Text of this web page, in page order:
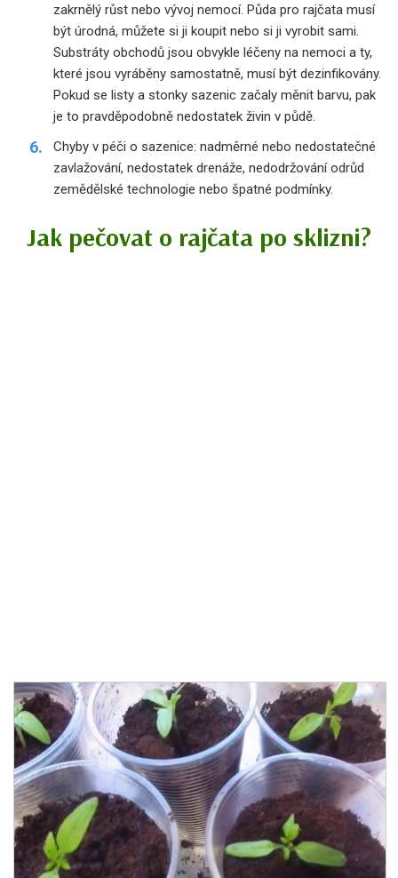
zakrnělý růst nebo vývoj nemocí. Půda pro rajčata musí
být úrodná, můžete si ji koupit nebo si ji vyrobit sami.
Substráty obchodů jsou obvykle léčeny na nemoci a ty,
které jsou vyráběny samostatně, musí být dezinfikovány.
Pokud se listy a stonky sazenic začaly měnit barvu, pak
je to pravděpodobně nedostatek živin v půdě.
Chyby v péči o sazenice: nadměrné nebo nedostatečné
zavlažování, nedostatek drenáže, nedodržování odrůd
zemědělské technologie nebo špatné podmínky.
Jak pečovat o rajčata po sklizni?